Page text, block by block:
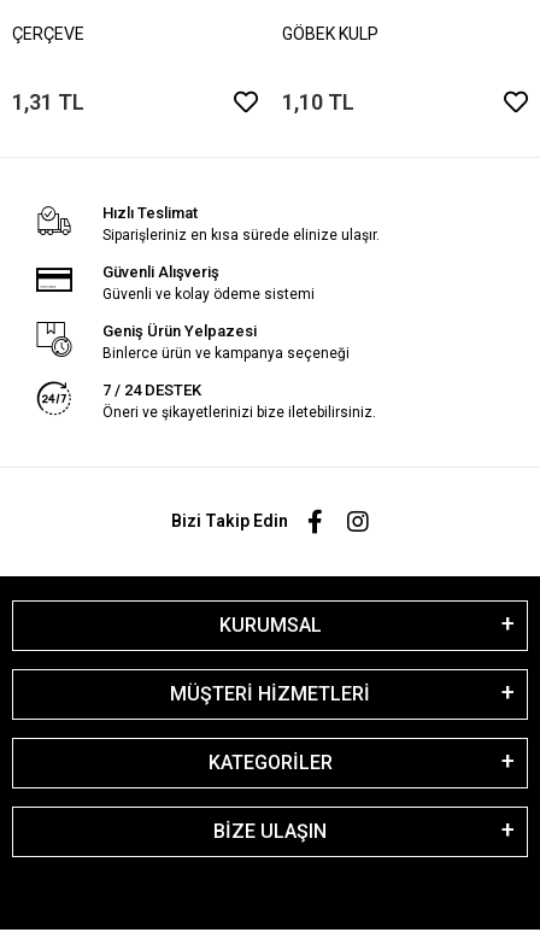
ÇERÇEVE
1,31 TL
GÖBEK KULP
1,10 TL
Hızlı Teslimat
Siparişleriniz en kısa sürede elinize ulaşır.
Güvenli Alışveriş
Güvenli ve kolay ödeme sistemi
Geniş Ürün Yelpazesi
Binlerce ürün ve kampanya seçeneği
7 / 24 DESTEK
Öneri ve şikayetlerinizi bize iletebilirsiniz.
Bizi Takip Edin
KURUMSAL
MÜŞTERİ HİZMETLERİ
KATEGORİLER
BİZE ULAŞIN